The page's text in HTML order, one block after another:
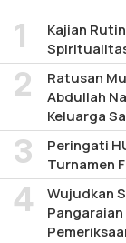
Kajian
Ratusan
Abdullah
Keluarga
Peringati
Turnamen
Wujudkan
Pangaraian